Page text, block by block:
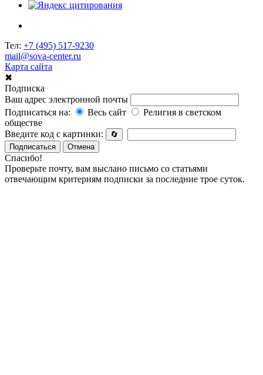
Тел: +7 (495) 517-9230
mail@sova-center.ru
Карта сайта
✖
Подписка
Ваш адрес электронной почты
Подписаться на:
Весь сайт
Религия в светском
обществе
Введите код с картинки:
🔄
Подписаться
Отмена
Спасибо!
Проверьте почту, вам выслано письмо со статьями
отвечающим критериям подписки за последние трое суток.